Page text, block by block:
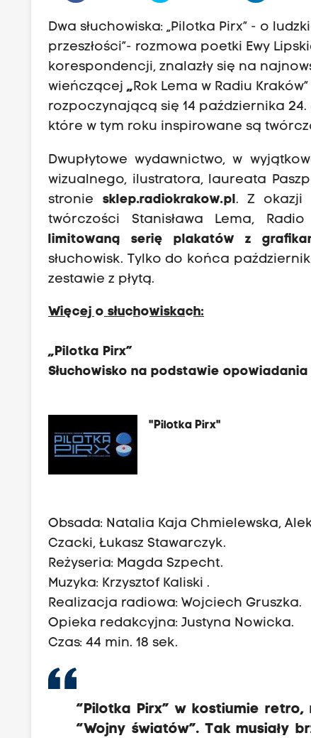
Dwa słuchowiska: „Pilotka Pirx” - o
przeszłości”- rozmowa poetki Ewy
korespondencji, znalazły się na
wieńczącej„Rok Lema w Radiu
rozpoczynającą się 14 października
które w tym roku inspirowane są
Dwupłytowe wydawnictwo, w
wizualnego, ilustratora, laureata
stronie sklep.radiokrakow.pl . Z okazji
twórczości Stanisława Lema,
limitowaną serię plakatów z
słuchowisk. Tylko do końca
zestawie z płytą.
Więcej o słuchowiskach:
„ Pilotka Pirx”
Słuchowiskona podstawie opowiadania
"Pilotka Pirx"
Obsada: Natalia Kaja Chmielewska,
Czacki, Łukasz Stawarczyk.
Reżyseria: Magda Szpecht.
Muzyka: Krzysztof Kaliski .
Realizacja radiowa: Wojciech Gruszka.
Opieka redakcyjna: Justyna Nowicka.
Czas: 44 min. 18 sek.
“Pilotka Pirx” w kostiumie
“Wojny światów”. Tak musiały